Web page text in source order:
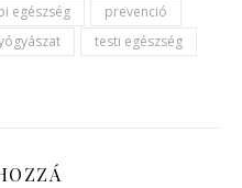
egészség
prevenció
testi egészség